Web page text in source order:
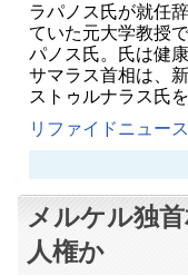
ラパノス氏が就任
ていた元大学教授
パノス氏。氏は健
サマラス首相は、
ストゥルナラス氏
リファイドニュー
メルケル独
人権か